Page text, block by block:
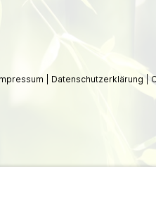
Datenschutzerklärung